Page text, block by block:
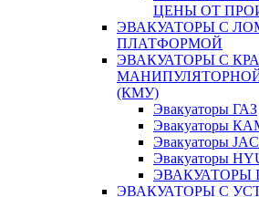
ЦЕНЫ ОТ
ЭВАКУАТОРЫ С
ПЛАТФОРМОЙ
ЭВАКУАТОРЫ С
(КМУ)
Эвакуаторы ГАЗ
Эвакуаторы
Эвакуаторы JAC
Эвакуаторы
ЭВАКУАТОРЫ
ЭВАКУАТОРЫ С